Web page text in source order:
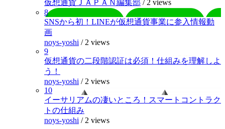
仮想通貨ＪＡＰＡＮ編集部 / 2 views
8
SNSから初！LINEが仮想通貨事業に参入情報動
画
noys-yoshi / 2 views
9
仮想通貨の二段階認証は必須！仕組みを理解しよ
う！
noys-yoshi / 2 views
10
イーサリアムの凄いところ！スマートコントラク
トの仕組み
noys-yoshi / 2 views